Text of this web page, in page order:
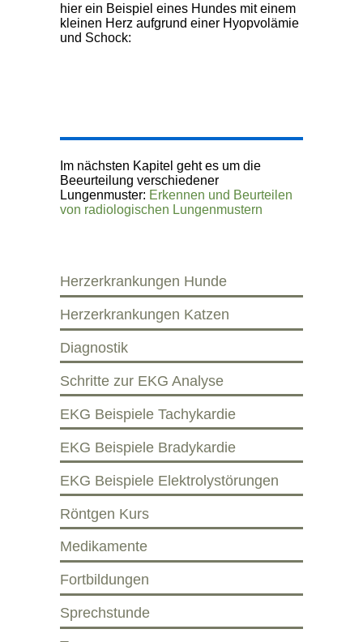
hier ein Beispiel eines Hundes mit einem
kleinen Herz aufgrund einer Hyopvolämie
und Schock:
Im nächsten Kapitel geht es um die
Beeurteilung verschiedener
Lungenmuster: Erkennen und Beurteilen
von radiologischen Lungenmustern
Herzerkrankungen Hunde
Herzerkrankungen Katzen
Diagnostik
Schritte zur EKG Analyse
EKG Beispiele Tachykardie
EKG Beispiele Bradykardie
EKG Beispiele Elektrolystörungen
Röntgen Kurs
Medikamente
Fortbildungen
Sprechstunde